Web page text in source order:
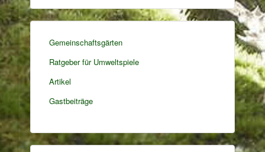
Gemeinschaftsgärten
Ratgeber für Umweltspiele
Artikel
Gastbeiträge